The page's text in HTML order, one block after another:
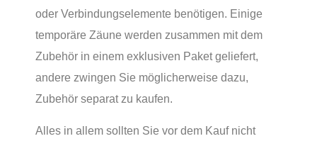
oder Verbindungselemente benötigen. Einige
temporäre Zäune werden zusammen mit dem
Zubehör in einem exklusiven Paket geliefert,
andere zwingen Sie möglicherweise dazu,
Zubehör separat zu kaufen.
Alles in allem sollten Sie vor dem Kauf nicht